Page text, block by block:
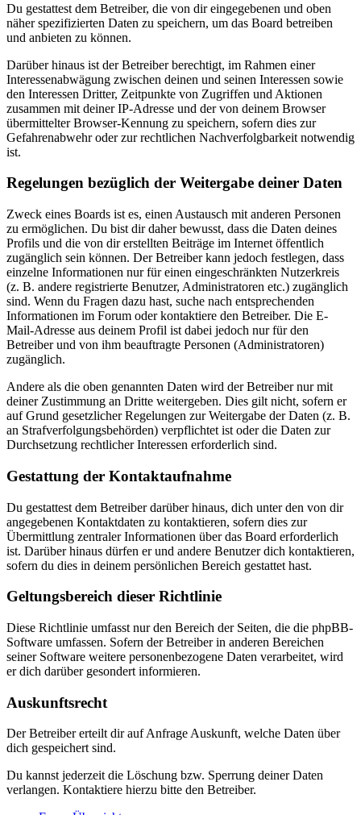
Du gestattest dem Betreiber, die von dir eingegebenen und oben
näher spezifizierten Daten zu speichern, um das Board betreiben
und anbieten zu können.
Darüber hinaus ist der Betreiber berechtigt, im Rahmen einer
Interessenabwägung zwischen deinen und seinen Interessen sowie
den Interessen Dritter, Zeitpunkte von Zugriffen und Aktionen
zusammen mit deiner IP-Adresse und der von deinem Browser
übermittelter Browser-Kennung zu speichern, sofern dies zur
Gefahrenabwehr oder zur rechtlichen Nachverfolgbarkeit notwendig
ist.
Regelungen bezüglich der Weitergabe deiner Daten
Zweck eines Boards ist es, einen Austausch mit anderen Personen
zu ermöglichen. Du bist dir daher bewusst, dass die Daten deines
Profils und die von dir erstellten Beiträge im Internet öffentlich
zugänglich sein können. Der Betreiber kann jedoch festlegen, dass
einzelne Informationen nur für einen eingeschränkten Nutzerkreis
(z. B. andere registrierte Benutzer, Administratoren etc.) zugänglich
sind. Wenn du Fragen dazu hast, suche nach entsprechenden
Informationen im Forum oder kontaktiere den Betreiber. Die E-
Mail-Adresse aus deinem Profil ist dabei jedoch nur für den
Betreiber und von ihm beauftragte Personen (Administratoren)
zugänglich.
Andere als die oben genannten Daten wird der Betreiber nur mit
deiner Zustimmung an Dritte weitergeben. Dies gilt nicht, sofern er
auf Grund gesetzlicher Regelungen zur Weitergabe der Daten (z. B.
an Strafverfolgungsbehörden) verpflichtet ist oder die Daten zur
Durchsetzung rechtlicher Interessen erforderlich sind.
Gestattung der Kontaktaufnahme
Du gestattest dem Betreiber darüber hinaus, dich unter den von dir
angegebenen Kontaktdaten zu kontaktieren, sofern dies zur
Übermittlung zentraler Informationen über das Board erforderlich
ist. Darüber hinaus dürfen er und andere Benutzer dich kontaktieren,
sofern du dies in deinem persönlichen Bereich gestattet hast.
Geltungsbereich dieser Richtlinie
Diese Richtlinie umfasst nur den Bereich der Seiten, die die phpBB-
Software umfassen. Sofern der Betreiber in anderen Bereichen
seiner Software weitere personenbezogene Daten verarbeitet, wird
er dich darüber gesondert informieren.
Auskunftsrecht
Der Betreiber erteilt dir auf Anfrage Auskunft, welche Daten über
dich gespeichert sind.
Du kannst jederzeit die Löschung bzw. Sperrung deiner Daten
verlangen. Kontaktiere hierzu bitte den Betreiber.